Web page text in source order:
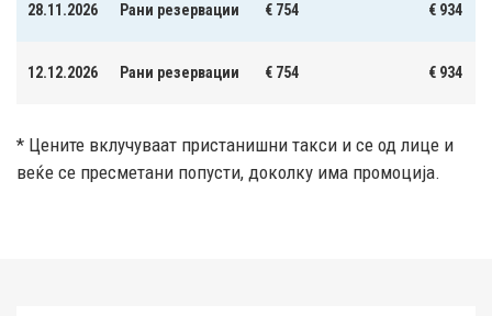
28.11.2026 Рани резервации € 754 € 934
12.12.2026 Рани резервации € 754 € 934
* Цените вклучуваат пристанишни такси и се од лице и
веќе се пресметани попусти, доколку има промоција.